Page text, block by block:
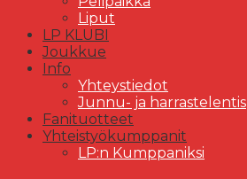
Liput
LP KLUBI
Joukkue
Info
Yhteystiedot
Junnu- ja harrastelentis
Fanituotteet
Yhteistyökumppanit
LP:n Kumppaniksi